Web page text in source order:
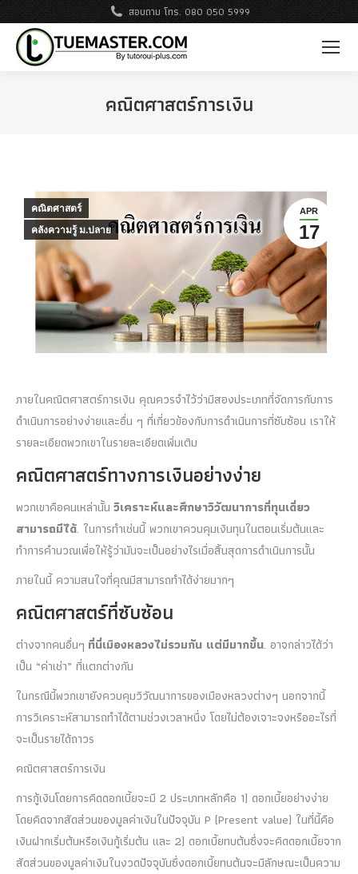
สอบถาม โทร. 080 050 5999
คณิตศาสตร์การเงิน
APR
17
คณิตศาสตร์
คลังความรู้ ม.ปลาย
ภายในคณิตศาสตร์การเงิน คุณควรจำไว้ว่ามีสองประเภทที่จัดการกับการ
ดำเนินการอย่างง่ายและอื่น ๆ ที่เกี่ยวข้องกับการดำเนินการที่ซับซ้อน เราให้
รายละเอียดพวกเขาในรายละเอียดเพิ่มเติม
คณิตศาสตร์ทางการเงินอย่างง่าย
พวกเขาคือคนเหล่านั้น วิเคราะห์และศึกษาวิวัฒนาการที่ทุนเดี่ยว
สามารถมีได้. ในการทำเช่นนี้ พวกเขาควบคุมเงินทุนในตอนเริ่มต้นและ
ทำการคำนวณเพื่อให้รู้ว่ามันจะเป็นอย่างไรเมื่อสิ้นสุดการดำเนินการนั้น
ภายในนี้ ความสนใจที่คุณมีสามารถทำได้ง่ายมากๆ
คณิตศาสตร์ที่ซับซ้อน
ต่างจากคนอื่นๆ ที่นี่เมืองหลวงไม่รวมกัน แต่มีมากขึ้น. อาจกล่าวได้ว่า
เป็น “ค่าเช่า” ที่แตกต่างกัน
ในกรณีนี้พวกเขายังควบคุมวิวัฒนาการของเมืองหลวงต่างๆ นอกจากนี้
การวิเคราะห์สามารถทำได้ตามช่วงเวลาหนึ่ง โดยไม่ต้องเจาะจงหรืออะไรที่
จะเป็นรายได้ถาวร
คณิตศาสตร์การเงิน
การกู้เงินโดยการคิดดอกเบี้ยจะมี 2 ประเภทหลักคือ 1) ดอกเบี้ยอย่างง่าย
โดยคิดจากสัดส่วนของมูลค่าเงินในปัจจุบัน P (Present value) ในที่นี้คือ
เงินฝากเริ่มต้นหรือเงินกู้เริ่มต้น และ 2) ดอกเบี้ยทบต้นซึ่งจะคิดดอกเบี้ยจาก
สัดส่วนของมูลค่าเงินในงวดปัจจุบันซึ่งดอกเบี้ยทบต้นจะมีลักษณะเป็นความ